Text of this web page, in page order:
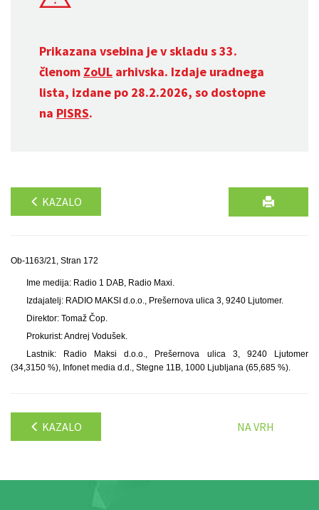
Prikazana vsebina je v skladu s 33.
členom ZoUL arhivska. Izdaje uradnega
lista, izdane po 28.2.2026, so dostopne
na PISRS.
KAZALO
Ob-1163/21, Stran 172
Ime medija: Radio 1 DAB, Radio Maxi.
Izdajatelj: RADIO MAKSI d.o.o., Prešernova ulica 3, 9240 Ljutomer.
Direktor: Tomaž Čop.
Prokurist: Andrej Vodušek.
Lastnik: Radio Maksi d.o.o., Prešernova ulica 3, 9240 Ljutomer
(34,3150 %), Infonet media d.d., Stegne 11B, 1000 Ljubljana (65,685 %).
KAZALO NA VRH